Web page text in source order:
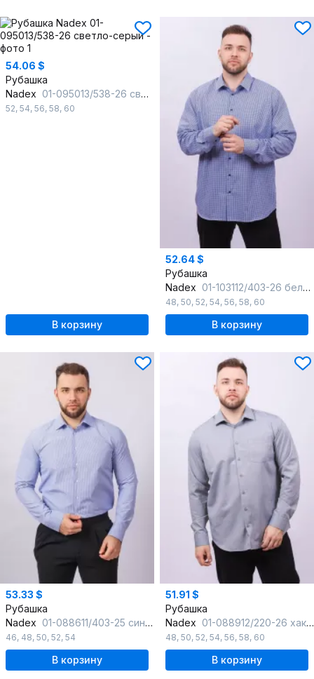
54.06 $
Рубашка
Nadex 01-095013/538-26 светло-серый
52, 54, 56, 58, 60
В корзину
52.64 $
Рубашка
Nadex 01-103112/403-26 бело-васильковый
48, 50, 52, 54, 56, 58, 60
В корзину
53.33 $
Рубашка
Nadex 01-088611/403-25 сине-белый
46, 48, 50, 52, 54
В корзину
51.91 $
Рубашка
Nadex 01-088912/220-26 хаки_меланж
48, 50, 52, 54, 56, 58, 60
В корзину